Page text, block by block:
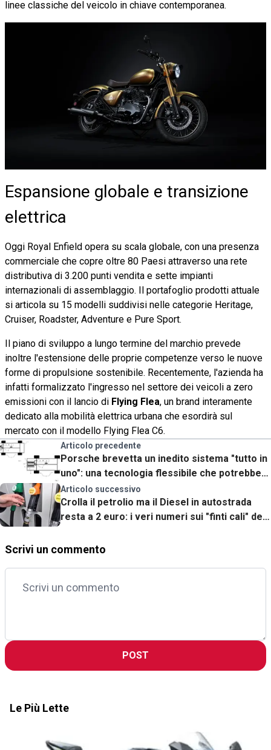
linee classiche del veicolo in chiave contemporanea.
Espansione globale e transizione
elettrica
Oggi Royal Enfield opera su scala globale, con una presenza
commerciale che copre oltre 80 Paesi attraverso una rete
distributiva di 3.200 punti vendita e sette impianti
internazionali di assemblaggio. Il portafoglio prodotti attuale
si articola su 15 modelli suddivisi nelle categorie Heritage,
Cruiser, Roadster, Adventure e Pure Sport.
Il piano di sviluppo a lungo termine del marchio prevede
inoltre l'estensione delle proprie competenze verso le nuove
forme di propulsione sostenibile. Recentemente, l'azienda ha
infatti formalizzato l'ingresso nel settore dei veicoli a zero
emissioni con il lancio di Flying Flea, un brand interamente
dedicato alla mobilità elettrica urbana che esordirà sul
mercato con il modello Flying Flea C6.
Articolo precedente
Porsche brevetta un inedito sistema "tutto in
uno": una tecnologia flessibile che potrebbe
salvare il motore a combustione
Articolo successivo
Crolla il petrolio ma il Diesel in autostrada
resta a 2 euro: i veri numeri sui "finti cali" dei
Scrivi un commento
POST
Le Più Lette